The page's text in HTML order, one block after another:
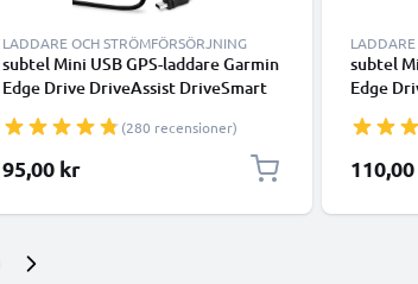
LADDARE OCH STRÖMFÖRSÖRJNING
subtel Mini USB GPS-laddare Garmin
Edge Drive DriveAssist DriveSmart
adapter för navigator GPS tracker
(280 recensioner)
95,00 kr
subtel
Edge
adapter